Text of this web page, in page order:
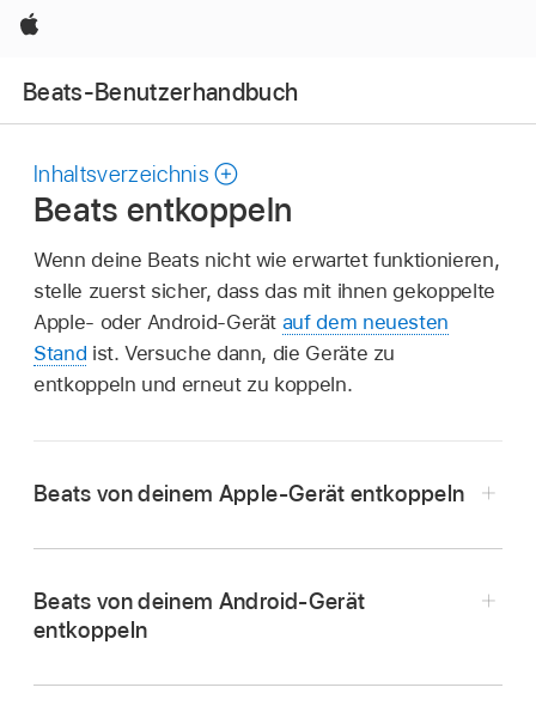
Apple
Beats-Benutzerhandbuch
Inhaltsverzeichnis
Beats entkoppeln
Wenn deine Beats nicht wie erwartet funktionieren,
stelle zuerst sicher, dass das mit ihnen gekoppelte
Apple- oder Android-Gerät auf dem neuesten
Stand ist. Versuche dann, die Geräte zu
entkoppeln und erneut zu koppeln.
Beats von deinem Apple-Gerät entkoppeln
iPhone oder iPad:Gehe zu „Einstellungen“
,tippe auf den Namen deiner Beats
Beats von deinem Android-Gerät
entkoppeln